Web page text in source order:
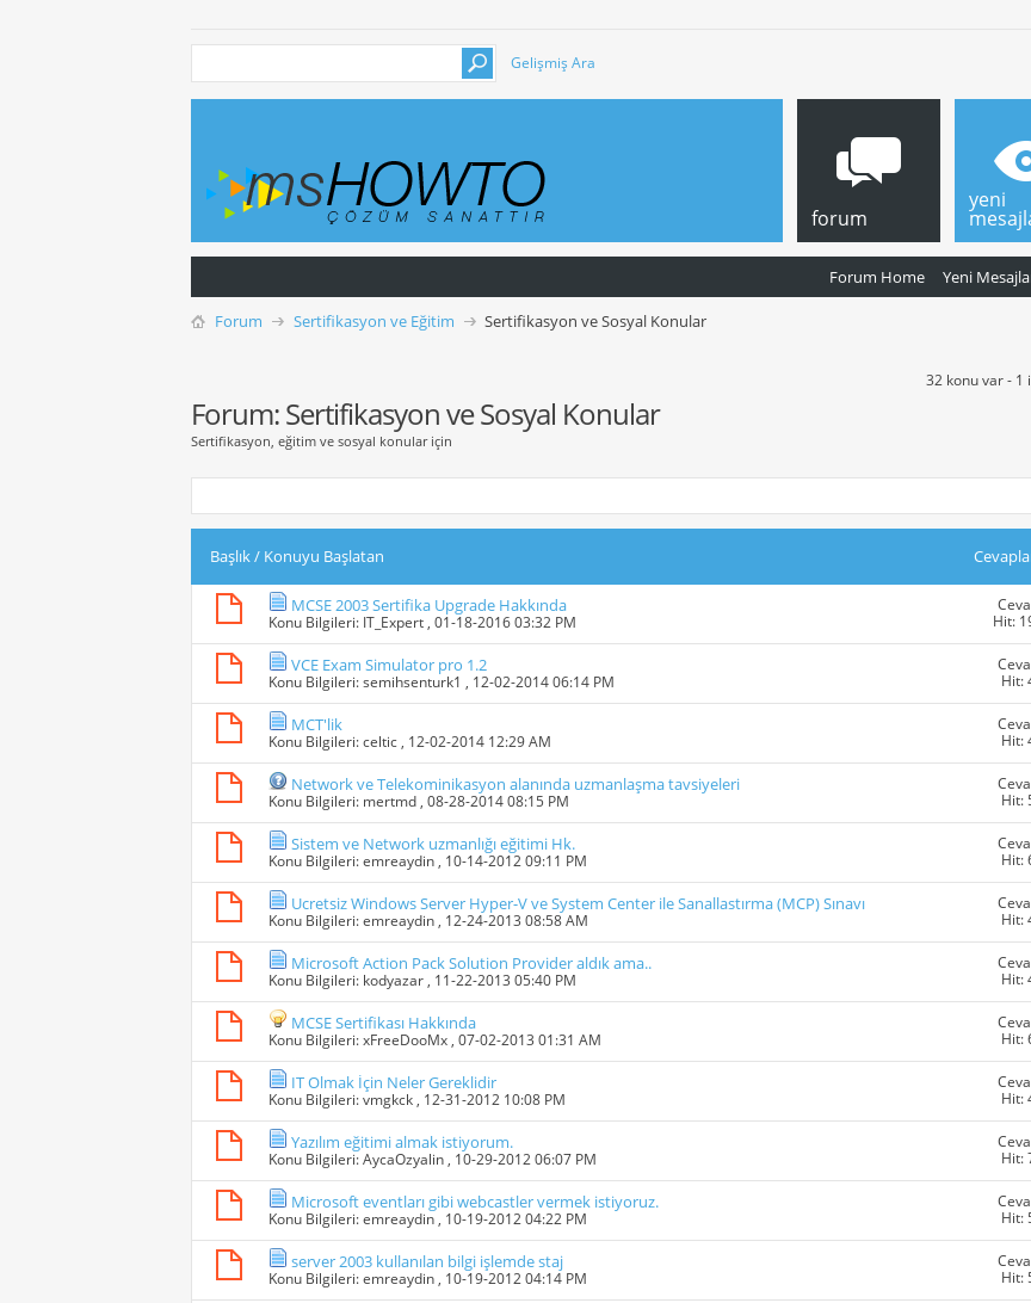
Gelişmiş Ara
forum
Forum Home Yeni
yeni
Forum Sertifikasyon ve Eğitim Sertifikasyon ve Sosyal Konular
32 konu var - 1
Forum:Sertifikasyon ve Sosyal Konular
Sertifikasyon, eğitim ve sosyal konular için
Başlık/ Konuyu Başlatan
MCSE 2003 Sertifika Upgrade Hakkında
Konu Bilgileri: IT_Expert , 01-18-2016 03:32 PM
Hit:
VCE Exam Simulator pro 1.2
Konu Bilgileri:semihsenturk1 , 12-02-2014 06:14 PM
Hit:
MCT'lik
Konu Bilgileri:celtic , 12-02-2014 12:29 AM
Hit:
Network ve Telekominikasyon alanında uzmanlaşma tavsiyeleri
Konu Bilgileri: mertmd , 08-28-2014 08:15 PM
Hit:
Sistem ve Network uzmanlığı eğitimi Hk.
Konu Bilgileri:emreaydin , 10-14-2012 09:11 PM
Hit:
Ucretsiz Windows Server Hyper-V ve System Center ile Sanallastırma (MCP) Sınavı
Konu Bilgileri:emreaydin , 12-24-2013 08:58 AM
Hit:
Microsoft Action Pack Solution Provider aldık ama..
Konu Bilgileri: kodyazar , 11-22-2013 05:40 PM
Hit:
MCSE Sertifikası Hakkında
Konu Bilgileri:xFreeDooMx , 07-02-2013 01:31 AM
Hit:
IT Olmak İçin Neler Gereklidir
Konu Bilgileri:vmgkck , 12-31-2012 10:08 PM
Hit:
Yazılım eğitimi almak istiyorum.
Konu Bilgileri:AycaOzyalin , 10-29-2012 06:07 PM
Hit:
Microsoft eventları gibi webcastler vermek istiyoruz.
Konu Bilgileri:emreaydin , 10-19-2012 04:22 PM
Hit:
server 2003 kullanılan bilgi işlemde staj
Konu Bilgileri:emreaydin , 10-19-2012 04:14 PM
Hit: